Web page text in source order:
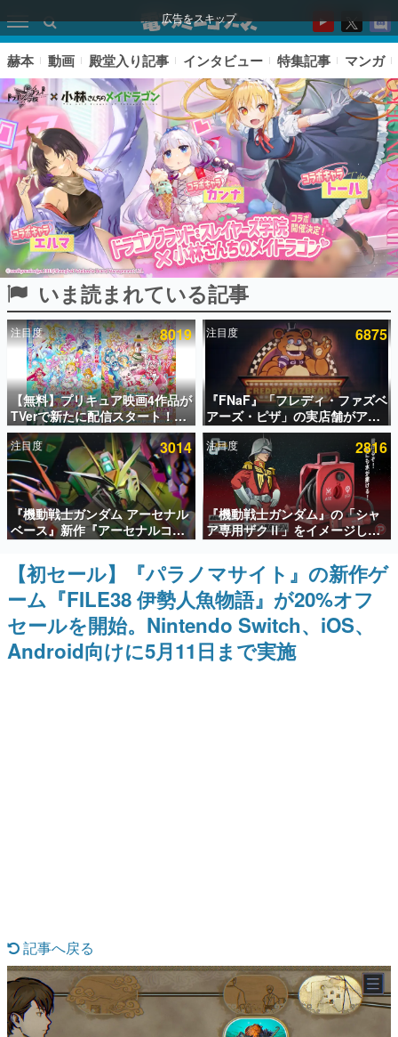
広告をスキップ
ピックアップ
電ファミのいま読まれている記事ランキング
アプリセール情報
インタビュー
連載・特集一覧
殿堂入り記事
SNS拡散数が数千以上！ ページビュー数万以上！ などな
ど。多くの人々に読まれた、電ファミ渾身の“殿堂入り”記
事をまとめました。
ゲームの企画書
名作ゲームクリエイターの方々に製作時のエピソードをお
聞きし、ヒットする企画（ゲーム）とは何か？を探ってい
きます。
赫本
この物語を解いてはいけない。『赫本』は、〈試験問題〉
なんでゲームは面白い？
ゲーム開発者・hamatsu氏がゲームの魅力を画面や操作の
具体的な形から解き明かしていく、硬派で骨太な評論連載
赫本 動画 殿堂入り記事 インタビュー 特集記事 マンガ
いま読まれている記事
注目度 8019
【無料】プリキュア映画4作品が
TVerで新たに配信スタート！な
んと2018年～2024年の映画ほぼ
すべてが見放題に、ぶっちゃけ
ありえないラインナップ
注目度 6875
『FNaF』「フレディ・ファズベ
アーズ・ピザ」の実店舗がアメ
リカの商業施設「American
Dream」に2027年オープン！
ScottGamesとの共同開発、食
事だけでなくステージショーや
没入型のホラー体験も楽しめる
注目度 3014
『機動戦士ガンダム アーセナル
ベース』新作『アーセナルコマ
ンダー』発表！8月28日からオ
ープンベータテスト開催、2027
年2月下旬に稼働予定
注目度 2816
『機動戦士ガンダム』の「シャ
ア専用ザクⅡ」をイメージした
散水ホースリールが予約開始。
本体にはシャアのパーソナルマ
ークやジオン公国軍のエンブレ
ム、型式番号などを配置
【初セール】『パラノマサイト』の新作ゲ
ーム『FILE38 伊勢人魚物語』が20%オフ
セールを開始。Nintendo Switch、iOS、
Android向けに5月11日まで実施
記事へ戻る